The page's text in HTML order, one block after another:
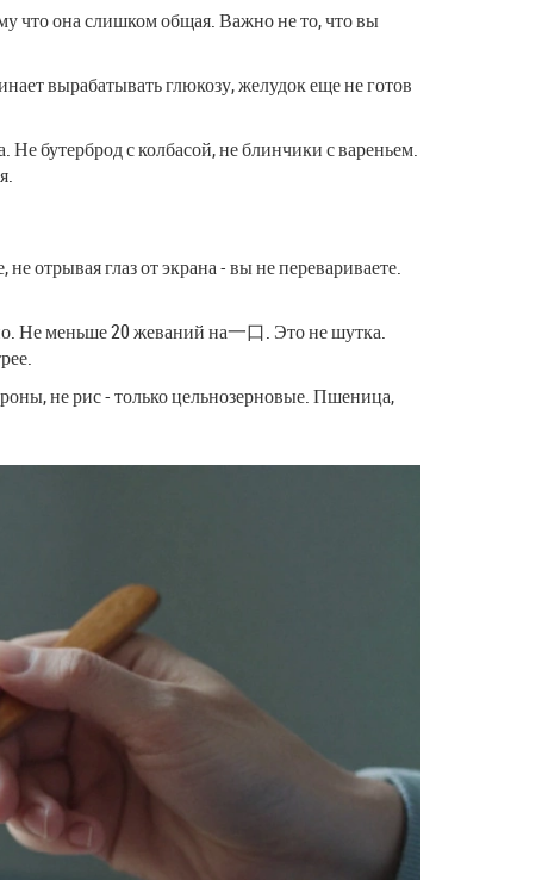
что она слишком общая. Важно не то, что вы
вырабатывать глюкозу, желудок еще не готов
бутерброд с колбасой, не блинчики с вареньем.
отрывая глаз от экрана - вы не перевариваете.
Не меньше 20 жеваний на一口. Это не шутка.
не рис - только цельнозерновые. Пшеница,